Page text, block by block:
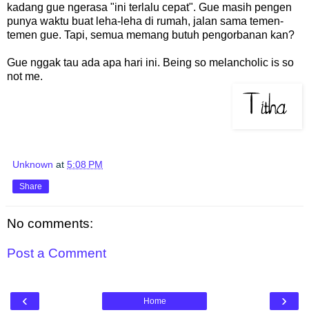
kadang gue ngerasa "ini terlalu cepat". Gue masih pengen
punya waktu buat leha-leha di rumah, jalan sama temen-
temen gue. Tapi, semua memang butuh pengorbanan kan?
Gue nggak tau ada apa hari ini. Being so melancholic is so
not me.
Unknown at 5:08 PM
Share
No comments:
Post a Comment
‹ ›
Home